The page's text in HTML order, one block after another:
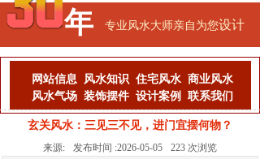
年 专业风水大师亲自为您设计
网站信息 风水知识 住宅风水 商业风水
风水气场 装饰摆件 设计案例 联系我们
玄关风水：三见三不见，进门宜摆何物？
来源: 发布时间 :2026-05-05 223 次浏览